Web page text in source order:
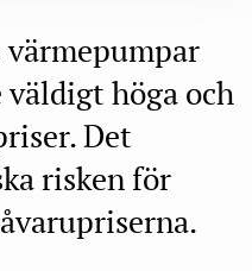
värmepumpar
väldigt höga och
Det
risken för